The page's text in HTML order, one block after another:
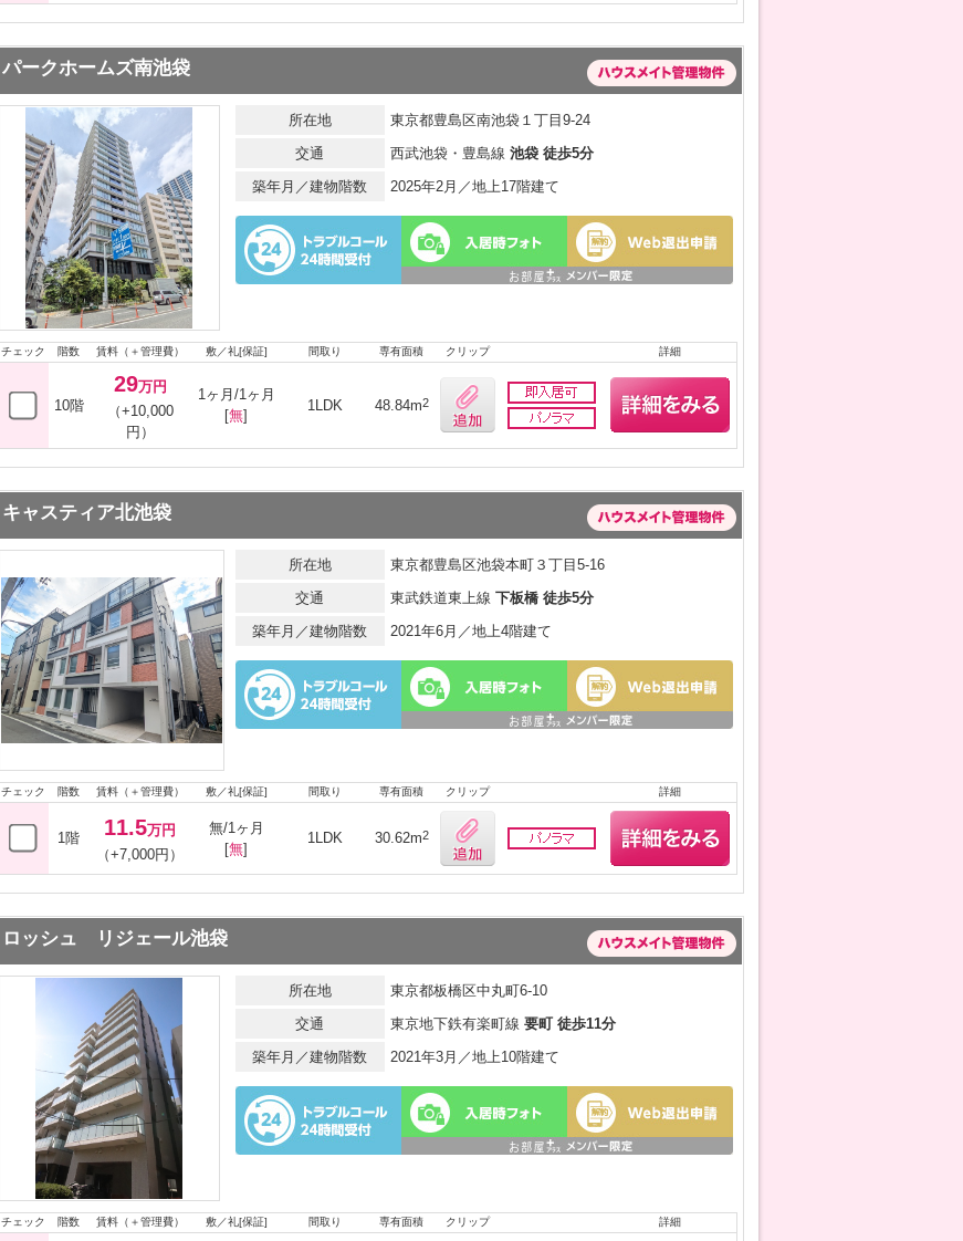
パークホームズ南池袋
所在地
東京都豊島区南池袋１丁目9-24
交通
西武池袋・豊島線 池袋 徒歩5分
築年月／建物階数
2025年2月／地上17階建て
チェック 階数 賃料（＋管理費） 敷／礼[保証] 間取り 専有面積 クリップ 詳細
10階
29万円
（+10,000
円）
1ヶ月/1ヶ月
[無]
1LDK 48.84m2
キャスティア北池袋
所在地
東京都豊島区池袋本町３丁目5-16
交通
東武鉄道東上線 下板橋 徒歩5分
築年月／建物階数
2021年6月／地上4階建て
チェック 階数 賃料（＋管理費） 敷／礼[保証] 間取り 専有面積 クリップ 詳細
1階 11.5万円
（+7,000円）
無/1ヶ月
[無]
1LDK 30.62m2
ロッシュ リジェール池袋
所在地
東京都板橋区中丸町6-10
交通
東京地下鉄有楽町線 要町 徒歩11分
築年月／建物階数
2021年3月／地上10階建て
チェック 階数 賃料（＋管理費） 敷／礼[保証] 間取り 専有面積 クリップ 詳細